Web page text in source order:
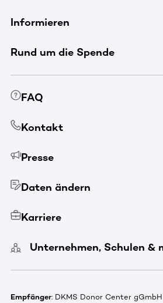
Informieren
Rund um die Spende
FAQ
Kontakt
Presse
Daten ändern
Karriere
Unternehmen, Schulen &
Empfänger: DKMS Donor Center gGmbH